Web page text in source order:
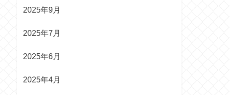
2025年9月
2025年7月
2025年6月
2025年4月